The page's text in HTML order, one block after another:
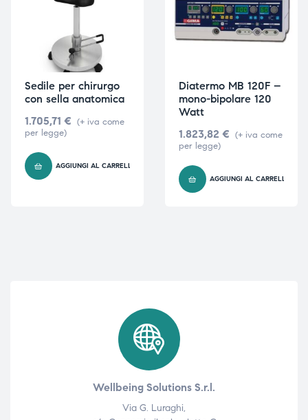
Sedile per chirurgo
con sella anatomica
1.705,71 € (+ iva come
per legge)
AGGIUNGI AL CARRELLO
Diatermo MB 120F –
mono-bipolare 120
Watt
1.823,82 € (+ iva come
per legge)
AGGIUNGI AL CARRELLO
Wellbeing Solutions S.r.l.
Via G. Luraghi,